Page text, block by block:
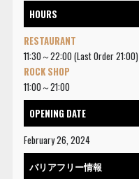
HOURS
RESTAURANT
11:30～22:00 (Last Order 21:00)
ROCK SHOP
11:00～21:00
OPENING DATE
February 26, 2024
バリアフリー情報